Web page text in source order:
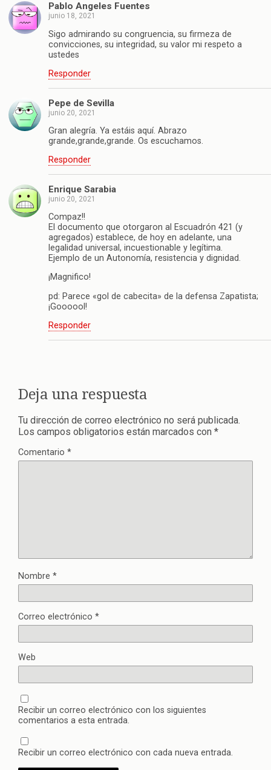
Pablo Angeles Fuentes
junio 18, 2021
Sigo admirando su congruencia, su firmeza de
convicciones, su integridad, su valor mi respeto a
ustedes
Responder
Pepe de Sevilla
junio 20, 2021
Gran alegría. Ya estáis aquí. Abrazo
grande,grande,grande. Os escuchamos.
Responder
Enrique Sarabia
junio 20, 2021
Compaz!!
El documento que otorgaron al Escuadrón 421 (y
agregados) establece, de hoy en adelante, una
legalidad universal, incuestionable y legítima.
Ejemplo de un Autonomía, resistencia y dignidad.
¡Magnifico!
pd: Parece «gol de cabecita» de la defensa Zapatista;
¡Goooool!
Responder
Deja una respuesta
Tu dirección de correo electrónico no será publicada.
Los campos obligatorios están marcados con *
Comentario *
Nombre *
Correo electrónico *
Web
Recibir un correo electrónico con los siguientes
comentarios a esta entrada.
Recibir un correo electrónico con cada nueva entrada.